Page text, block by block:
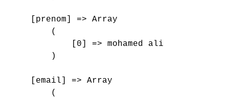
    [prenom] => Array
        (
            [0] => mohamed ali
        )
    [email] => Array
        (